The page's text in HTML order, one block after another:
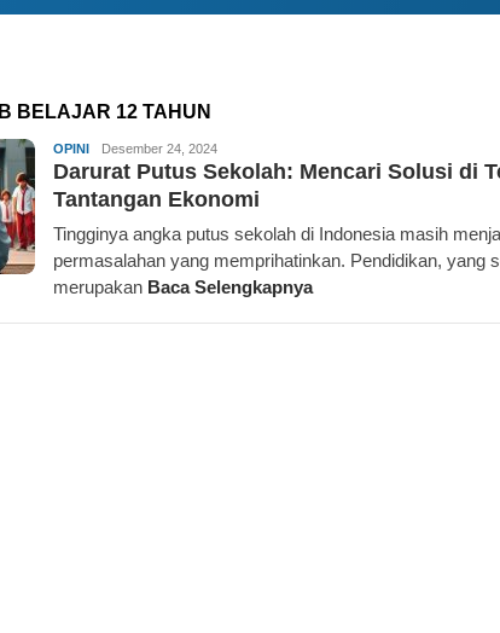
BELAJAR 12 TAHUN
OPINIRedaksi
Desember 24, 2024
Darurat Putus Sekolah: Mencari Solusi di
Tantangan Ekonomi
Tingginya angka putus sekolah di Indonesia masih
permasalahan yang memprihatinkan. Pendidikan, yang
merupakan Baca Selengkapnya